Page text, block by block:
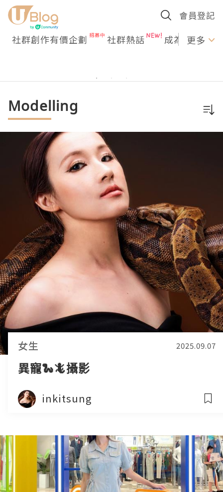
會員登記
社群創作有價企劃 社群熱話 成為U更多
Modelling
女生 2025.09.07
異寵🐍🦎攝影
inkitsung